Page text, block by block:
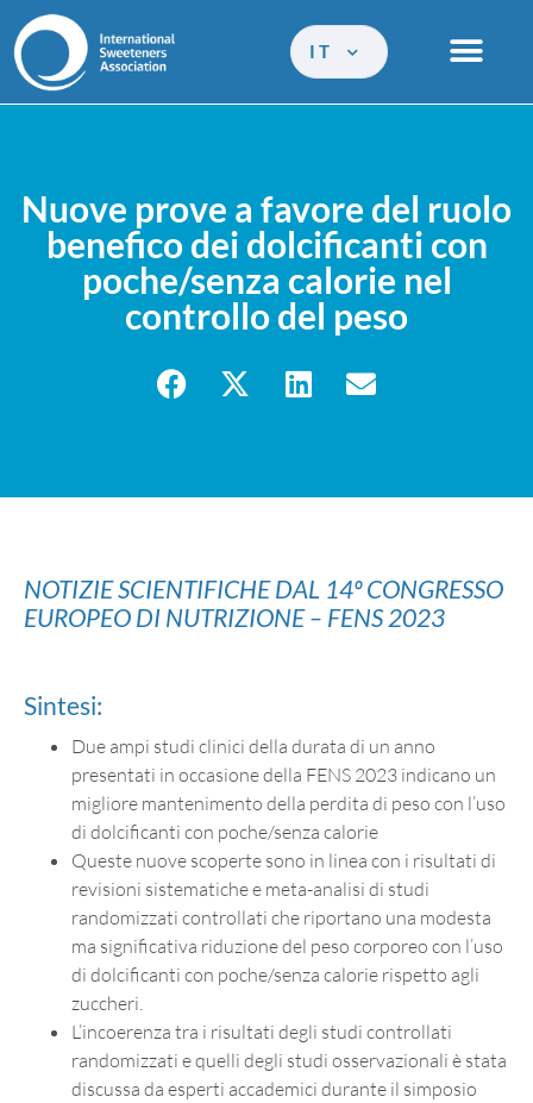
IT
Nuove prove a favore del ruolo
benefico dei dolcificanti con
poche/senza calorie nel
controllo del peso
NOTIZIE SCIENTIFICHE DAL 14º CONGRESSO
EUROPEO DI NUTRIZIONE – FENS 2023
Sintesi:
Due ampi studi clinici della durata di un anno
presentati in occasione della FENS 2023 indicano un
migliore mantenimento della perdita di peso con l’uso
di dolcificanti con poche/senza calorie
Queste nuove scoperte sono in linea con i risultati di
revisioni sistematiche e meta-analisi di studi
randomizzati controllati che riportano una modesta
ma significativa riduzione del peso corporeo con l’uso
di dolcificanti con poche/senza calorie rispetto agli
zuccheri.
L’incoerenza tra i risultati degli studi controllati
randomizzati e quelli degli studi osservazionali è stata
discussa da esperti accademici durante il simposio